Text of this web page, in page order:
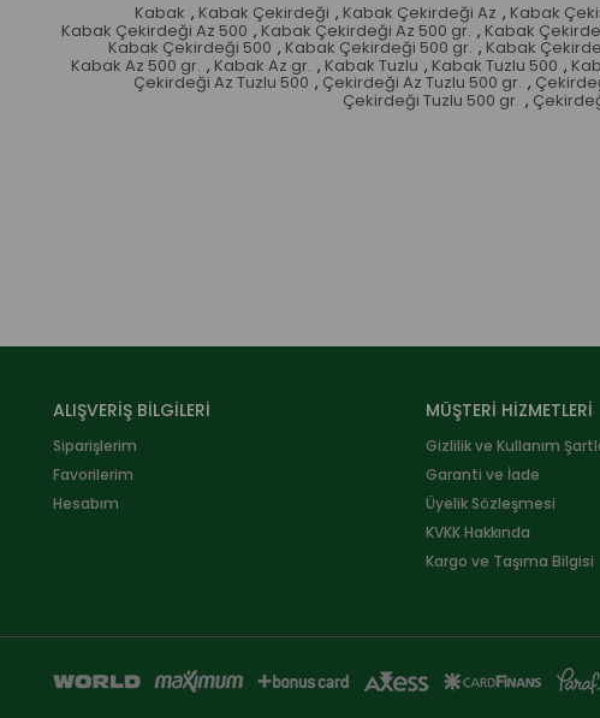
Kabak , Kabak Çekirdeği , Kabak Çekirdeği Az , Kabak
Kabak Çekirdeği Az 500 , Kabak Çekirdeği Az 500 gr. , Kabak
Kabak Çekirdeği 500 , Kabak Çekirdeği 500 gr. , Kabak
Kabak Az 500 gr. , Kabak Az gr. , Kabak Tuzlu , Kabak Tuzlu 500 ,
Çekirdeği Az Tuzlu 500 , Çekirdeği Az Tuzlu 500 gr. ,
Çekirdeği Tuzlu 500 gr. ,
ALIŞVERİŞ BİLGİLERİ
Siparişlerim
Favorilerim
Hesabım
MÜŞTERİ HİZMETLERİ
Gizlilik ve Kullanım
Garanti ve İade
Üyelik Sözleşmesi
KVKK Hakkında
Kargo ve Taşıma Bilgisi